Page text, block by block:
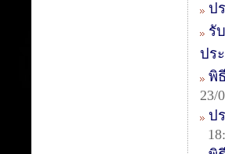
ป
รั
ปร
พิ
23/
ป